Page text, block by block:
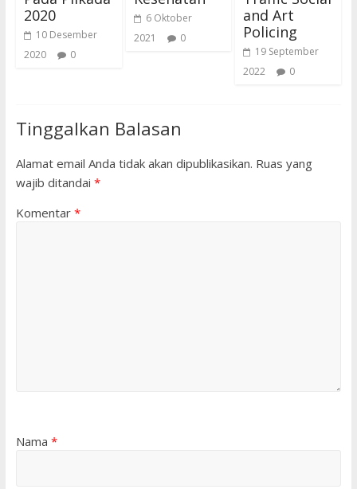
2020
10 Desember
2020
0
6 Oktober
2021
0
and Art
Policing
19 September
2022
0
Tinggalkan Balasan
Alamat email Anda tidak akan dipublikasikan. Ruas yang
wajib ditandai *
Komentar *
Nama *